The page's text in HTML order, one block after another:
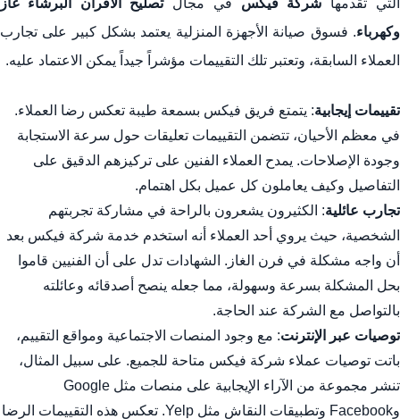
التي تقدمها شركة فيكس في مجالتصليح الأفران البرشاء غاز
وكهرباء. فسوق صيانة الأجهزة المنزلية يعتمد بشكل كبير على تجارب
العملاء السابقة، وتعتبر تلك التقييمات مؤشراً جيداً يمكن الاعتماد عليه.
تقييمات إيجابية: يتمتع فريق فيكس بسمعة طيبة تعكس رضا العملاء.
في معظم الأحيان، تتضمن التقييمات تعليقات حول سرعة الاستجابة
وجودة الإصلاحات. يمدح العملاء الفنين على تركيزهم الدقيق على
التفاصيل وكيف يعاملون كل عميل بكل اهتمام.
تجارب عائلية: الكثيرون يشعرون بالراحة في مشاركة تجربتهم
الشخصية، حيث يروي أحد العملاء أنه استخدم خدمة شركة فيكس بعد
أن واجه مشكلة في فرن الغاز. الشهادات تدل على أن الفنيين قاموا
بحل المشكلة بسرعة وسهولة، مما جعله ينصح أصدقائه وعائلته
بالتواصل مع الشركة عند الحاجة.
توصيات عبر الإنترنت: مع وجود المنصات الاجتماعية ومواقع التقييم،
باتت توصيات عملاء شركة فيكس متاحة للجميع. على سبيل المثال،
تنشر مجموعة من الآراء الإيجابية على منصات مثل Google
وFacebook وتطبيقات النقاش مثل Yelp. تعكس هذه التقييمات الرضا